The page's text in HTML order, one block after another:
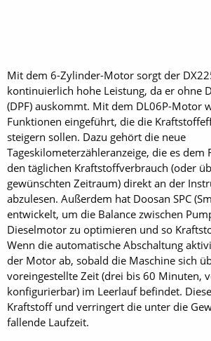
Mit dem 6-Zylinder-Motor sorgt der
kontinuierlich hohe Leistung, da er ohne
(DPF) auskommt. Mit dem DL06P-Motor
Funktionen eingeführt, die die
steigern sollen. Dazu gehört die neue
Tageskilometerzähleranzeige, die es dem
den täglichen Kraftstoffverbrauch (oder
gewünschten Zeitraum) direkt an der
abzulesen. Außerdem hat Doosan SPC
entwickelt, um die Balance zwischen
Dieselmotor zu optimieren und so
Wenn die automatische Abschaltung
der Motor ab, sobald die Maschine sich
voreingestellte Zeit (drei bis 60 Minuten,
konfigurierbar) im Leerlauf befindet.
Kraftstoff und verringert die unter die
fallende Laufzeit.